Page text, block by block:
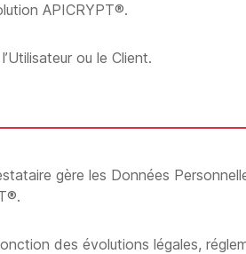
APICRYPT®.
ou le Client.
gère les Données
des évolutions légales,